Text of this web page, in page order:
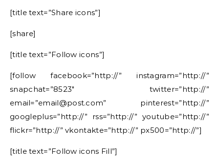
[title text=”Share icons”]
[share]
[title text=”Follow icons”]
[follow facebook=”http://” instagram=”http://”
snapchat=”8523″ twitter=”http://”
email=”email@post.com” pinterest=”http://”
googleplus=”http://” rss=”http://” youtube=”http://”
flickr=”http://” vkontakte=”http://” px500=”http://”]
[title text=”Follow icons Fill”]